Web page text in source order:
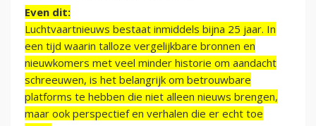
Even dit:
Luchtvaartnieuws bestaat inmiddels bijna 25 jaar. In
een tijd waarin talloze vergelijkbare bronnen en
nieuwkomers met veel minder historie om aandacht
schreeuwen, is het belangrijk om betrouwbare
platforms te hebben die niet alleen nieuws brengen,
maar ook perspectief en verhalen die er echt toe